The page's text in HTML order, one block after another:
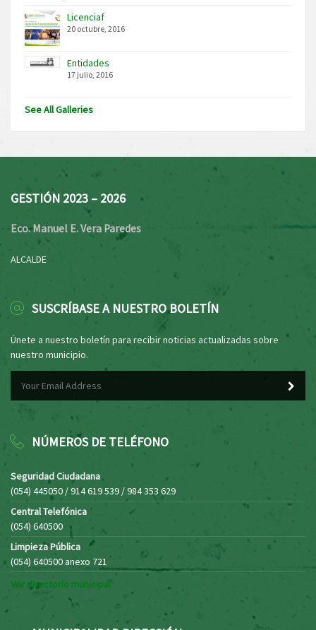
Licenciaf
20 octubre, 2016
Entidades
17 julio, 2016
See All Galleries
GESTIÓN 2023 – 2026
Eco. Manuel E. Vera Paredes
ALCALDE
SUSCRÍBASE A NUESTRO BOLETÍN
Únete a nuestro boletín para recibir noticias actualizadas sobre
nuestro municipio.
NÚMEROS DE TELÉFONO
Seguridad Ciudadana
(054) 445050 / 914 619 539 / 984 353 629
Central Telefónica
(054) 640500
Limpieza Pública
(054) 640500 anexo 721
Ver directorio municipal